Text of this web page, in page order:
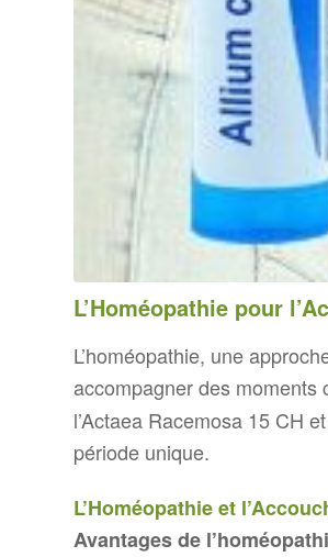
L’Homéopathie pour
L’homéopathie, une
accompagner des moments
l’Actaea Racemosa 15 CH
période unique.
L’Homéopathie et
Avantages de